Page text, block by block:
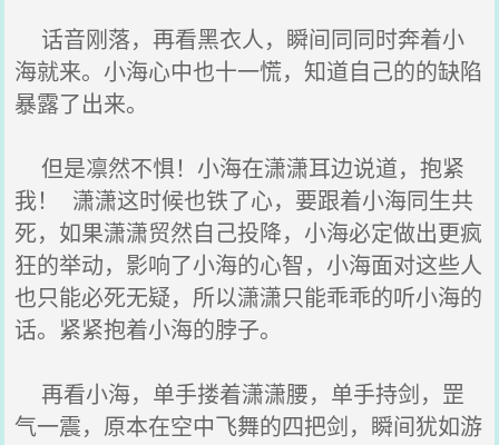
话音刚落，再看黑衣人，瞬间同同时奔着小
海就来。小海心中也十一慌，知道自己的的缺陷
暴露了出来。
但是凛然不惧！小海在潇潇耳边说道，抱紧
我！ 潇潇这时候也铁了心，要跟着小海同生共
死，如果潇潇贸然自己投降，小海必定做出更疯
狂的举动，影响了小海的心智，小海面对这些人
也只能必死无疑，所以潇潇只能乖乖的听小海的
话。紧紧抱着小海的脖子。
再看小海，单手搂着潇潇腰，单手持剑，罡
气一震，原本在空中飞舞的四把剑，瞬间犹如游